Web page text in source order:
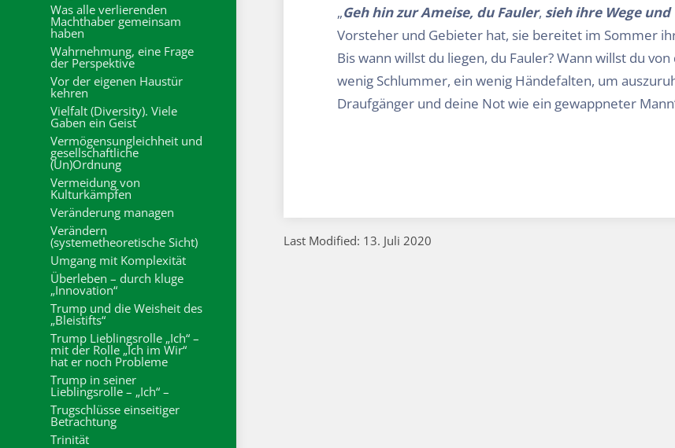
Was alle verlierenden
Machthaber gemeinsam
haben
Wahrnehmung, eine Frage
der Perspektive
Vor der eigenen Haustür
kehren
Vielfalt (Diversity). Viele
Gaben ein Geist
Vermögensungleichheit und
gesellschaftliche
(Un)Ordnung
Vermeidung von
Kulturkämpfen
Veränderung managen
Verändern
(systemetheoretische Sicht)
Umgang mit Komplexität
Überleben – durch kluge
„Innovation“
Trump und die Weisheit des
„Bleistifts“
Trump Lieblingsrolle „Ich“ –
mit der Rolle „Ich im Wir“
hat er noch Probleme
Trump in seiner
Lieblingsrolle – „Ich“ –
Trugschlüsse einseitiger
Betrachtung
Trinität
„Geh hin zur Ameise, du Fauler, sieh ihre Wege
Vorsteher und Gebieter hat, sie bereitet im Sommer
Bis wann willst du liegen, du Fauler? Wann willst du
wenig Schlummer, ein wenig Händefalten, um
Draufgänger und deine Not wie ein gewappneter
Last Modified: 13. Juli 2020